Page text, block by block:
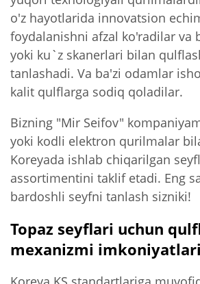
o'z hayotlarida innovatsion
foydalanishni afzal ko'radilar va
yoki ku`z skanerlari bilan
tanlashadi. Va ba'zi odamlar
kalit qulflarga sodiq qoladilar.
Bizning "Mir Seifov"
yoki kodli elektron qurilmalar
Koreyada ishlab chiqarilgan
assortimentini taklif etadi. Eng
bardoshli seyfni tanlash sizniki!
Topaz seyflari uchun
mexanizmi imkoniyatlari